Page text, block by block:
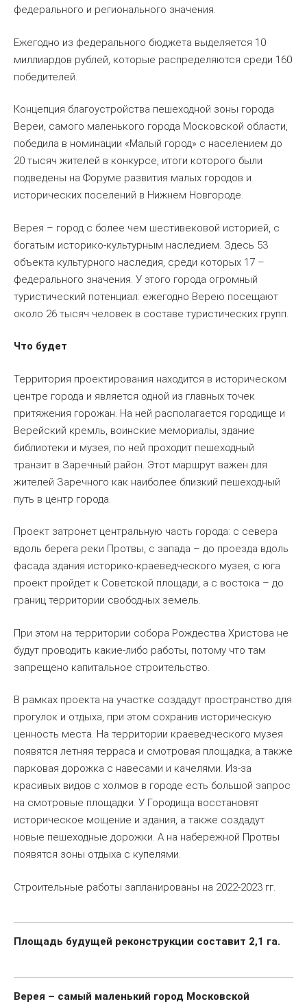
федерального и регионального значения.
Ежегодно из федерального бюджета выделяется 10
миллиардов рублей, которые распределяются среди 160
победителей.
Концепция благоустройства пешеходной зоны города
Вереи, самого маленького города Московской области,
победила в номинации «Малый город» с населением до
20 тысяч жителей в конкурсе, итоги которого были
подведены на Форуме развития малых городов и
исторических поселений в Нижнем Новгороде.
Верея – город с более чем шестивековой историей, с
богатым историко-культурным наследием. Здесь 53
объекта культурного наследия, среди которых 17 –
федерального значения. У этого города огромный
туристический потенциал: ежегодно Верею посещают
около 26 тысяч человек в составе туристических групп.
Что будет
Территория проектирования находится в историческом
центре города и является одной из главных точек
притяжения горожан. На ней располагается городище и
Верейский кремль, воинские мемориалы, здание
библиотеки и музея, по ней проходит пешеходный
транзит в Заречный район. Этот маршрут важен для
жителей Заречного как наиболее близкий пешеходный
путь в центр города.
Проект затронет центральную часть города: с севера
вдоль берега реки Протвы, с запада – до проезда вдоль
фасада здания историко-краеведческого музея, с юга
проект пройдет к Советской площади, а с востока – до
границ территории свободных земель.
При этом на территории собора Рождества Христова не
будут проводить какие-либо работы, потому что там
запрещено капитальное строительство.
В рамках проекта на участке создадут пространство для
прогулок и отдыха, при этом сохранив историческую
ценность места. На территории краеведческого музея
появятся летняя терраса и смотровая площадка, а также
парковая дорожка с навесами и качелями. Из-за
красивых видов с холмов в городе есть большой запрос
на смотровые площадки. У Городища восстановят
историческое мощение и здания, а также создадут
новые пешеходные дорожки. А на набережной Протвы
появятся зоны отдыха с купелями.
Строительные работы запланированы на 2022-2023 гг.
Площадь будущей реконструкции составит 2,1 га.
Верея – самый маленький город Московской